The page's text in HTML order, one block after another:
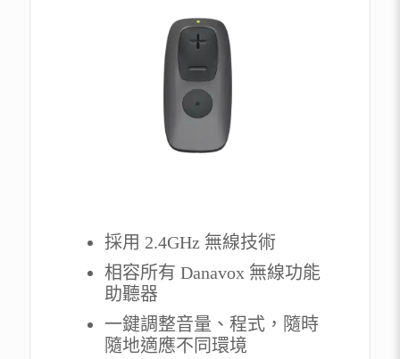
採用 2.4GHz 無線技術
相容所有 Danavox 無線功能
助聽器
一鍵調整音量、程式，隨時
隨地適應不同環境